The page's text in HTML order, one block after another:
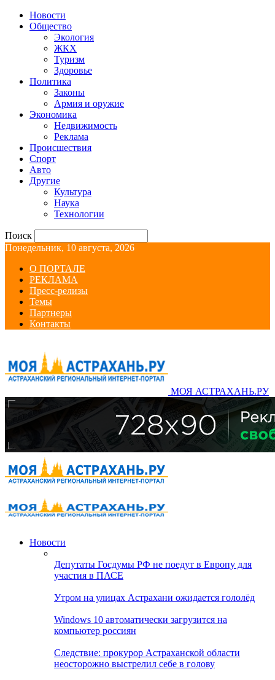
Новости
Общество
Экология
ЖКХ
Туризм
Здоровье
Политика
Законы
Армия и оружие
Экономика
Недвижимость
Реклама
Происшествия
Спорт
Авто
Другие
Культура
Наука
Технологии
Поиск
Понедельник, 10 августа, 2026
О ПОРТАЛЕ
РЕКЛАМА
Пресс-релизы
Темы
Партнеры
Контакты
МОЯ АСТРАХАНЬ.РУ
Новости
Депутаты Госдумы РФ не поедут в Европу для
участия в ПАСЕ
Утром на улицах Астрахани ожидается гололёд
Windows 10 автоматически загрузится на
компьютер россиян
Следствие: прокурор Астраханской области
неосторожно выстрелил себе в голову